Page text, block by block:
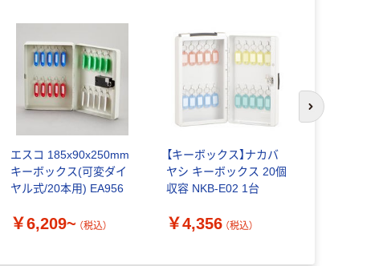
エスコ 185x90x250mm
キーボックス(可変ダイ
ヤル式/20本用) EA956
￥6,209~ （税込）
【キーボックス】ナカバ
ヤシ キーボックス 20個
収容 NKB-E02 1台
￥4,356 （税込）
次のスライド